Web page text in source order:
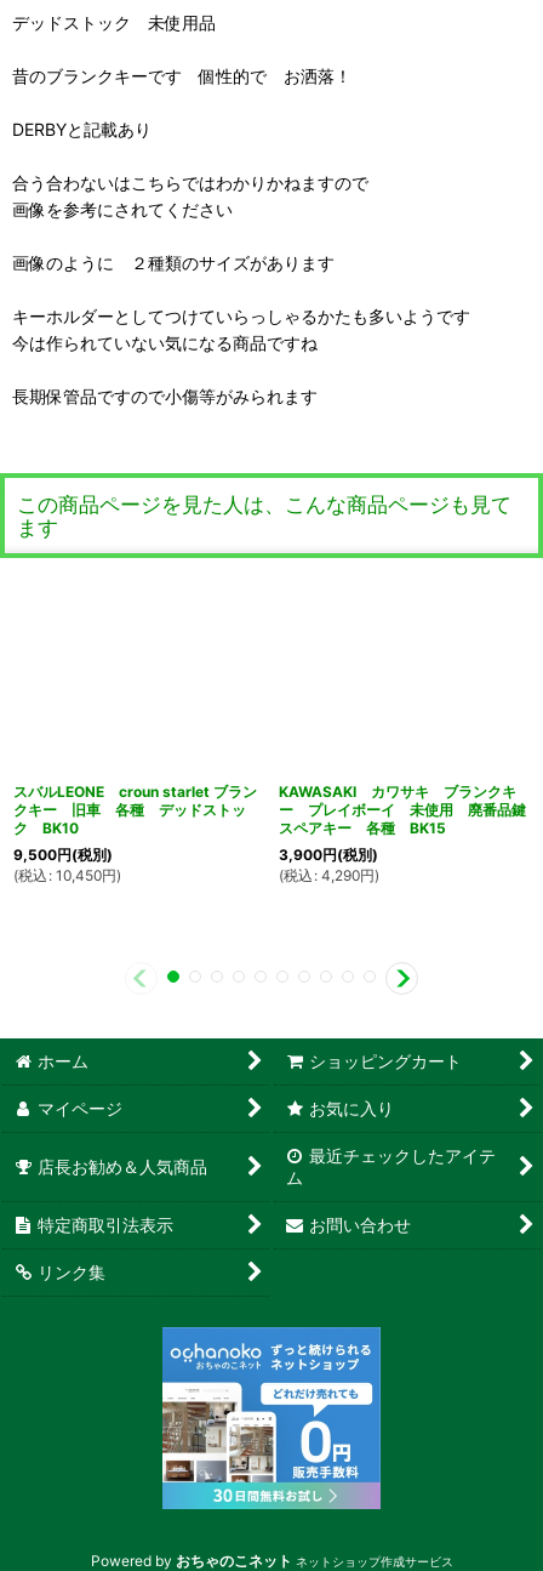
デッドストック 未使用品
昔のブランクキーです 個性的で お洒落！
DERBYと記載あり
合う合わないはこちらではわかりかねますので
画像を参考にされてください
画像のように ２種類のサイズがあります
キーホルダーとしてつけていらっしゃるかたも多いようです
今は作られていない気になる商品ですね
長期保管品ですので小傷等がみられます
この商品ページを見た人は、こんな商品ページも見て
ます
スバルLEONE croun starlet ブラン
クキー 旧車 各種 デッドストッ
ク BK10
9,500円(税別)
(税込 : 10,450円)
KAWASAKI カワサキ ブランクキ
ー プレイボーイ 未使用 廃番品鍵
スペアキー 各種 BK15
3,900円(税別)
(税込 : 4,290円)
ホーム ショッピングカート
マイページ お気に入り
店長お勧め＆人気商品
最近チェックしたアイテ
ム
特定商取引法表示 お問い合わせ
リンク集
Powered by おちゃのこネット ネットショップ作成サービス